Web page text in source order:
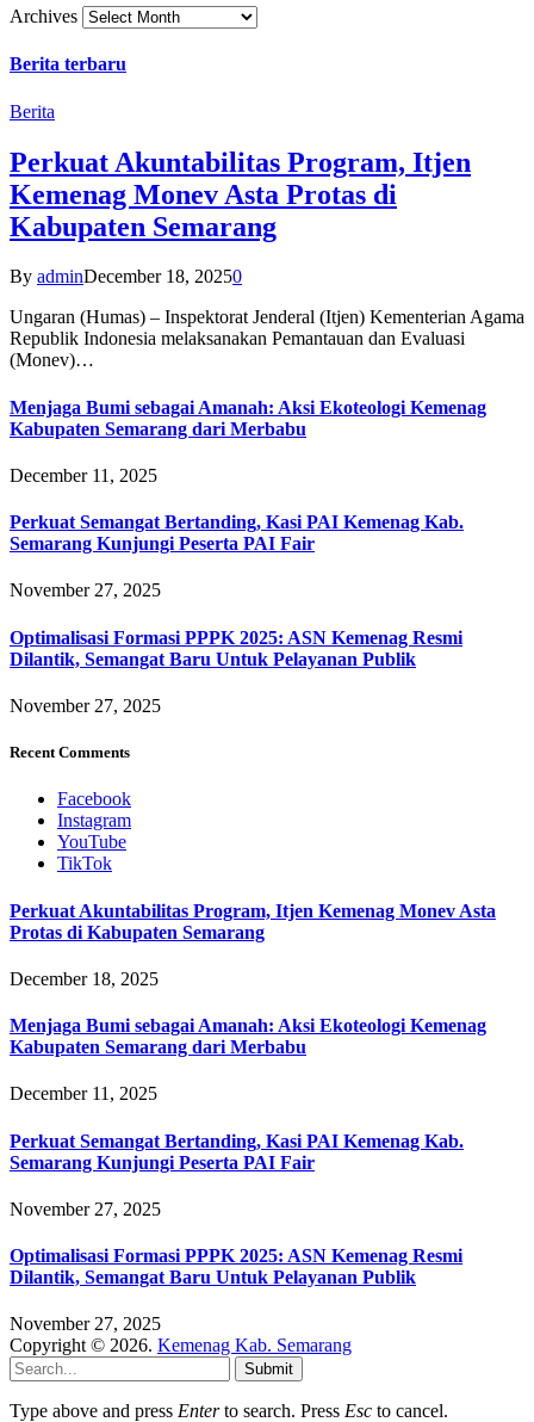
Archives
Berita terbaru
Berita
Perkuat Akuntabilitas Program, Itjen
Kemenag Monev Asta Protas di
Kabupaten Semarang
By adminDecember 18, 20250
Ungaran (Humas) – Inspektorat Jenderal (Itjen) Kementerian Agama
Republik Indonesia melaksanakan Pemantauan dan Evaluasi
(Monev)…
Menjaga Bumi sebagai Amanah: Aksi Ekoteologi Kemenag
Kabupaten Semarang dari Merbabu
December 11, 2025
Perkuat Semangat Bertanding, Kasi PAI Kemenag Kab.
Semarang Kunjungi Peserta PAI Fair
November 27, 2025
Optimalisasi Formasi PPPK 2025: ASN Kemenag Resmi
Dilantik, Semangat Baru Untuk Pelayanan Publik
November 27, 2025
Recent Comments
Facebook
Instagram
YouTube
TikTok
Perkuat Akuntabilitas Program, Itjen Kemenag Monev Asta
Protas di Kabupaten Semarang
December 18, 2025
Menjaga Bumi sebagai Amanah: Aksi Ekoteologi Kemenag
Kabupaten Semarang dari Merbabu
December 11, 2025
Perkuat Semangat Bertanding, Kasi PAI Kemenag Kab.
Semarang Kunjungi Peserta PAI Fair
November 27, 2025
Optimalisasi Formasi PPPK 2025: ASN Kemenag Resmi
Dilantik, Semangat Baru Untuk Pelayanan Publik
November 27, 2025
Copyright © 2026. Kemenag Kab. Semarang
Submit
Type above and press Enterto search. Press Esc to cancel.